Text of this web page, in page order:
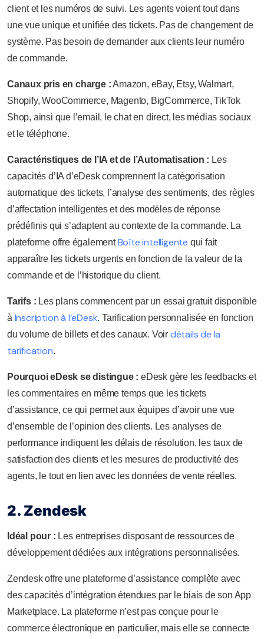
client et les numéros de suivi. Les agents voient tout dans
une vue unique et unifiée des tickets. Pas de changement de
système. Pas besoin de demander aux clients leur numéro
de commande.
Canaux pris en charge :Amazon, eBay, Etsy, Walmart,
Shopify, WooCommerce, Magento, BigCommerce, TikTok
Shop, ainsi que l’email, le chat en direct, les médias sociaux
et le téléphone.
Caractéristiques de l’IA et de l’Automatisation : Les
capacités d’IA d’eDesk comprennent la catégorisation
automatique des tickets, l’analyse des sentiments, des règles
d’affectation intelligentes et des modèles de réponse
prédéfinis qui s’adaptent au contexte de la commande. La
plateforme offre également Boîte intelligente qui fait
apparaître les tickets urgents en fonction de la valeur de la
commande et de l’historique du client.
Tarifs : Les plans commencent par un essai gratuit disponible
à Inscription à l’eDesk. Tarification personnalisée en fonction
du volume de billets et des canaux. Voir détails de la
tarification.
Pourquoi eDesk se distingue : eDesk gère les feedbacks et
les commentaires en même temps que les tickets
d’assistance, ce qui permet aux équipes d’avoir une vue
d’ensemble de l’opinion des clients. Les analyses de
performance indiquent les délais de résolution, les taux de
satisfaction des clients et les mesures de productivité des
agents, le tout en lien avec les données de vente réelles.
2. Zendesk
Idéal pour : Les entreprises disposant de ressources de
développement dédiées aux intégrations personnalisées.
Zendesk offre une plateforme d’assistance complète avec
des capacités d’intégration étendues par le biais de son App
Marketplace. La plateforme n’est pas conçue pour le
commerce électronique en particulier, mais elle se connecte